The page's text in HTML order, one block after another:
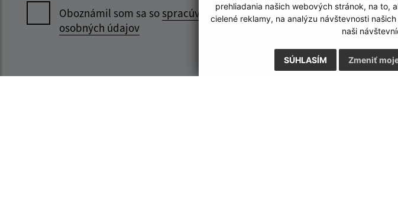
prehliadania našich webových stránok, na to,
cielené reklamy, na analýzu návštevnosti
naši
SÚHLASÍM Zmeniť
Oboznámil som sa sospracúvaním
osobných údajov
Odoslať správu